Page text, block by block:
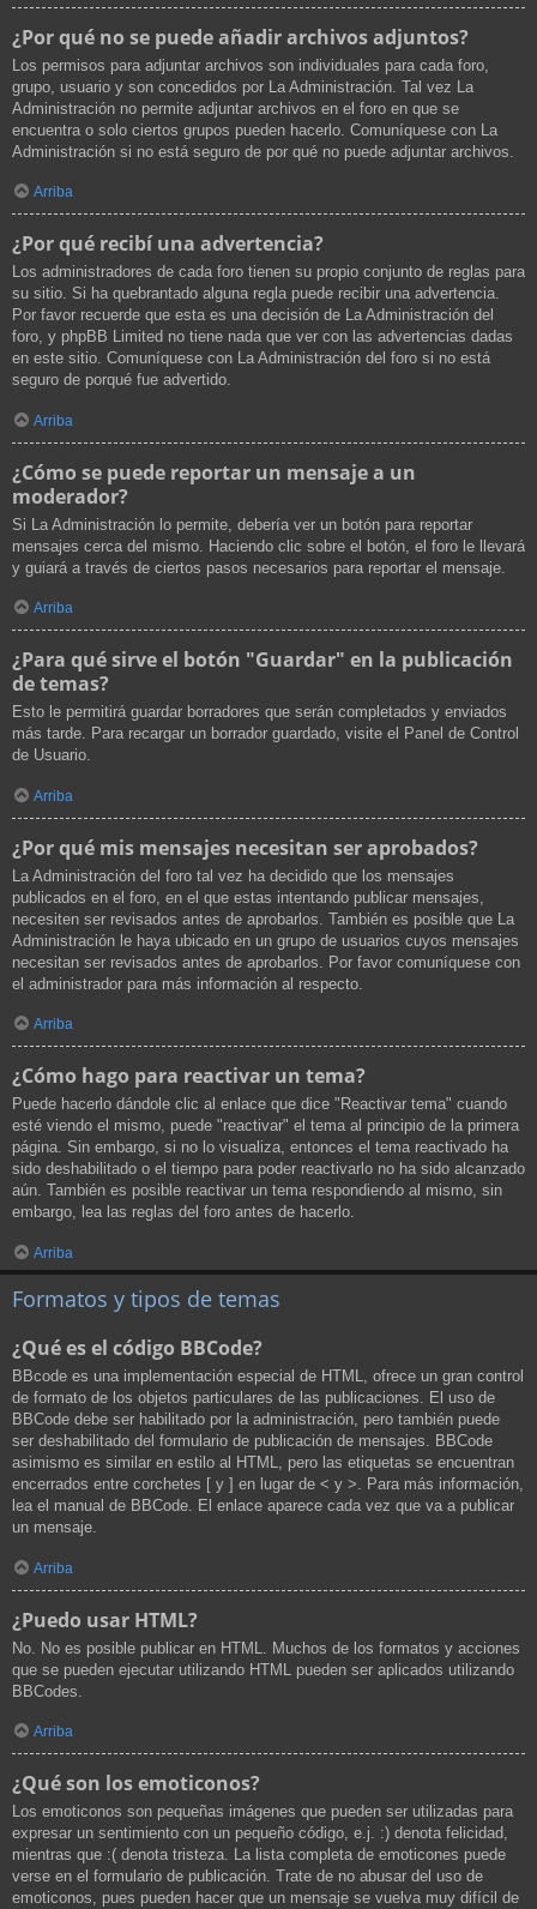
¿Por qué no se puede añadir archivos adjuntos?
Los permisos para adjuntar archivos son individuales para cada foro,
grupo, usuario y son concedidos por La Administración. Tal vez La
Administración no permite adjuntar archivos en el foro en que se
encuentra o solo ciertos grupos pueden hacerlo. Comuníquese con La
Administración si no está seguro de por qué no puede adjuntar archivos.
Arriba
¿Por qué recibí una advertencia?
Los administradores de cada foro tienen su propio conjunto de reglas para
su sitio. Si ha quebrantado alguna regla puede recibir una advertencia.
Por favor recuerde que esta es una decisión de La Administración del
foro, y phpBB Limited no tiene nada que ver con las advertencias dadas
en este sitio. Comuníquese con La Administración del foro si no está
seguro de porqué fue advertido.
Arriba
¿Cómo se puede reportar un mensaje a un
moderador?
Si La Administración lo permite, debería ver un botón para reportar
mensajes cerca del mismo. Haciendo clic sobre el botón, el foro le llevará
y guiará a través de ciertos pasos necesarios para reportar el mensaje.
Arriba
¿Para qué sirve el botón "Guardar" en la publicación
de temas?
Esto le permitirá guardar borradores que serán completados y enviados
más tarde. Para recargar un borrador guardado, visite el Panel de Control
de Usuario.
Arriba
¿Por qué mis mensajes necesitan ser aprobados?
La Administración del foro tal vez ha decidido que los mensajes
publicados en el foro, en el que estas intentando publicar mensajes,
necesiten ser revisados antes de aprobarlos. También es posible que La
Administración le haya ubicado en un grupo de usuarios cuyos mensajes
necesitan ser revisados antes de aprobarlos. Por favor comuníquese con
el administrador para más información al respecto.
Arriba
¿Cómo hago para reactivar un tema?
Puede hacerlo dándole clic al enlace que dice "Reactivar tema" cuando
esté viendo el mismo, puede "reactivar" el tema al principio de la primera
página. Sin embargo, si no lo visualiza, entonces el tema reactivado ha
sido deshabilitado o el tiempo para poder reactivarlo no ha sido alcanzado
aún. También es posible reactivar un tema respondiendo al mismo, sin
embargo, lea las reglas del foro antes de hacerlo.
Arriba
Formatos y tipos de temas
¿Qué es el código BBCode?
BBcode es una implementación especial de HTML, ofrece un gran control
de formato de los objetos particulares de las publicaciones. El uso de
BBCode debe ser habilitado por la administración, pero también puede
ser deshabilitado del formulario de publicación de mensajes. BBCode
asimismo es similar en estilo al HTML, pero las etiquetas se encuentran
encerrados entre corchetes [ y ] en lugar de < y >. Para más información,
lea el manual de BBCode. El enlace aparece cada vez que va a publicar
un mensaje.
Arriba
¿Puedo usar HTML?
No. No es posible publicar en HTML. Muchos de los formatos y acciones
que se pueden ejecutar utilizando HTML pueden ser aplicados utilizando
BBCodes.
Arriba
¿Qué son los emoticonos?
Los emoticonos son pequeñas imágenes que pueden ser utilizadas para
expresar un sentimiento con un pequeño código, e.j. :) denota felicidad,
mientras que :( denota tristeza. La lista completa de emoticones puede
verse en el formulario de publicación. Trate de no abusar del uso de
emoticonos, pues pueden hacer que un mensaje se vuelva muy difícil de